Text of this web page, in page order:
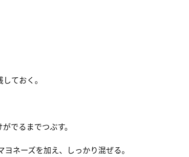
ておく。
でるまでつぶす。
ネーズを加え、しっかり混ぜる。